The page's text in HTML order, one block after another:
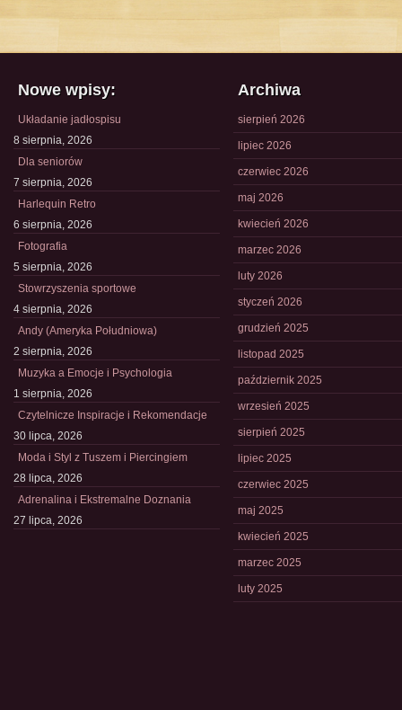
Nowe wpisy:
Układanie jadłospisu
8 sierpnia, 2026
Dla seniorów
7 sierpnia, 2026
Harlequin Retro
6 sierpnia, 2026
Fotografia
5 sierpnia, 2026
Stowrzyszenia sportowe
4 sierpnia, 2026
Andy (Ameryka Południowa)
2 sierpnia, 2026
Muzyka a Emocje i Psychologia
1 sierpnia, 2026
Czytelnicze Inspiracje i Rekomendacje
30 lipca, 2026
Moda i Styl z Tuszem i Piercingiem
28 lipca, 2026
Adrenalina i Ekstremalne Doznania
27 lipca, 2026
Archiwa
sierpień 2026
lipiec 2026
czerwiec 2026
maj 2026
kwiecień 2026
marzec 2026
luty 2026
styczeń 2026
grudzień 2025
listopad 2025
październik 2025
wrzesień 2025
sierpień 2025
lipiec 2025
czerwiec 2025
maj 2025
kwiecień 2025
marzec 2025
luty 2025